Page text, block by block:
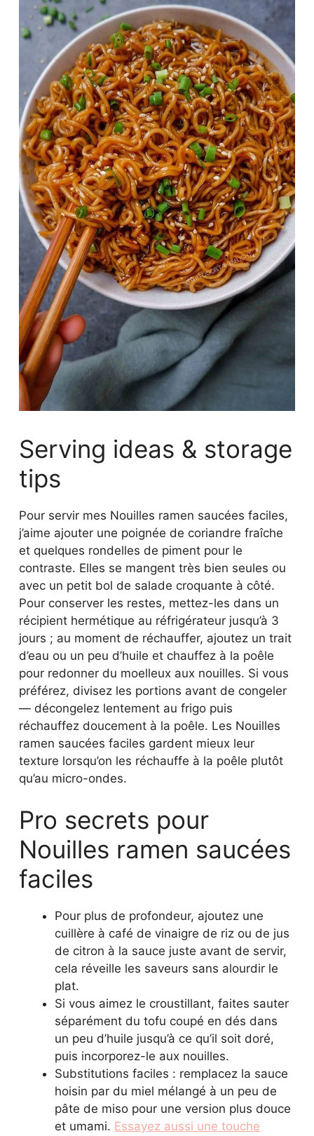
Serving ideas & storage
tips
Pour servir mes Nouilles ramen saucées faciles,
j’aime ajouter une poignée de coriandre fraîche
et quelques rondelles de piment pour le
contraste. Elles se mangent très bien seules ou
avec un petit bol de salade croquante à côté.
Pour conserver les restes, mettez-les dans un
récipient hermétique au réfrigérateur jusqu’à 3
jours ; au moment de réchauffer, ajoutez un trait
d’eau ou un peu d’huile et chauffez à la poêle
pour redonner du moelleux aux nouilles. Si vous
préférez, divisez les portions avant de congeler
— décongelez lentement au frigo puis
réchauffez doucement à la poêle. Les Nouilles
ramen saucées faciles gardent mieux leur
texture lorsqu’on les réchauffe à la poêle plutôt
qu’au micro-ondes.
Pro secrets pour
Nouilles ramen saucées
faciles
Pour plus de profondeur, ajoutez une
cuillère à café de vinaigre de riz ou de jus
de citron à la sauce juste avant de servir,
cela réveille les saveurs sans alourdir le
plat.
Si vous aimez le croustillant, faites sauter
séparément du tofu coupé en dés dans
un peu d’huile jusqu’à ce qu’il soit doré,
puis incorporez-le aux nouilles.
Substitutions faciles : remplacez la sauce
hoisin par du miel mélangé à un peu de
pâte de miso pour une version plus douce
et umami. Essayez aussi une touche